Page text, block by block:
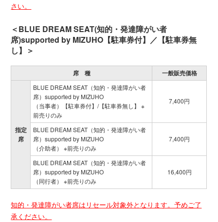
さい。
＜BLUE DREAM SEAT(知的・発達障がい者
席)supported by MIZUHO【駐車券付】／【駐車券無
し】＞
席 種 一般販売価格
指定
席
BLUE DREAM SEAT（知的・発達障がい者
席）supported by MIZUHO
（当事者）【駐車券付】/【駐車券無し】 ※
前売りのみ
7,400円
BLUE DREAM SEAT（知的・発達障がい者
席）supported by MIZUHO
（介助者） ※前売りのみ
7,400円
BLUE DREAM SEAT（知的・発達障がい者
席）supported by MIZUHO
（同行者） ※前売りのみ
16,400円
知的・発達障がい者席はリセール対象外となります。予めご了
承ください。